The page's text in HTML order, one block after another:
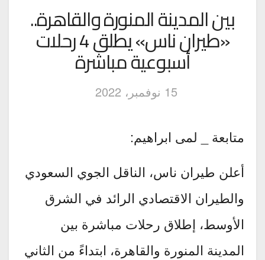
بين المدينة المنورة والقاهرة..
«طيران ناس» يطلق 4 رحلات
أسبوعية مباشرة
15 نوفمبر، 2022
متابعة _ لمى ابراهيم:
أعلن طيران ناس، الناقل الجوي السعودي
والطيران الاقتصادي الرائد في الشرق
الأوسط، إطلاق رحلات مباشرة بين
المدينة المنورة والقاهرة، ابتداءً من الثاني